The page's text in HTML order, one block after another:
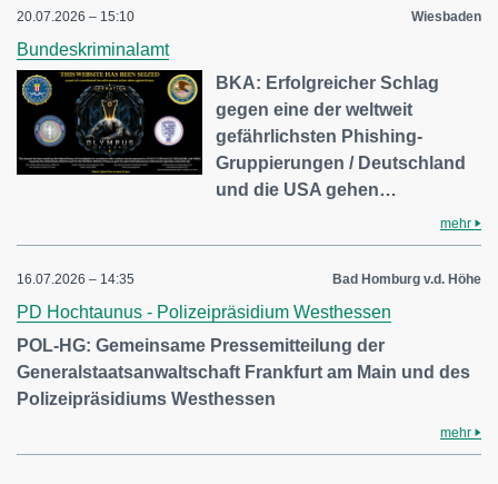
20.07.2026 – 15:10 Wiesbaden
Bundeskriminalamt
BKA: Erfolgreicher Schlag
gegen eine der weltweit
gefährlichsten Phishing-
Gruppierungen / Deutschland
und die USA gehen…
mehr
16.07.2026 – 14:35 Bad Homburg v.d. Höhe
PD Hochtaunus - Polizeipräsidium Westhessen
POL-HG: Gemeinsame Pressemitteilung der
Generalstaatsanwaltschaft Frankfurt am Main und des
Polizeipräsidiums Westhessen
mehr